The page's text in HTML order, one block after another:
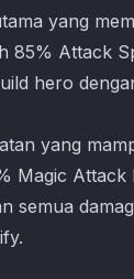
yang
85% Attack
hero
yang
Magic
semua